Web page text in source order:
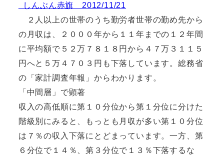
しんぶん赤旗 2012/11/21
２人以上の世帯のうち勤労者世帯の勤め先から
の月収は、２０００年から１１年までの１２年間
に平均額で５２万７８１８円から４７万３１１５
円へと５万４７０３円も下落しています。総務省
の「家計調査年報」からわかります。
「中間層」で顕著
収入の高低順に第１０分位から第１分位に分けた
階級別にみると、もっとも月収が多い第１０分位
は７％の収入下落にとどまっています。一方、第
６分位で１４％、第３分位で１３％下落するな